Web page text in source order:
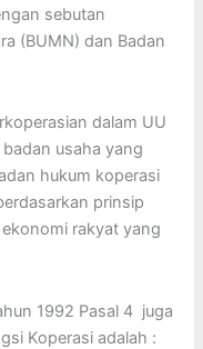
sebutan
(BUMN) dan Badan
dalam UU
usaha yang
hukum koperasi
prinsip
rakyat yang
1992 Pasal 4 juga
Koperasi adalah :